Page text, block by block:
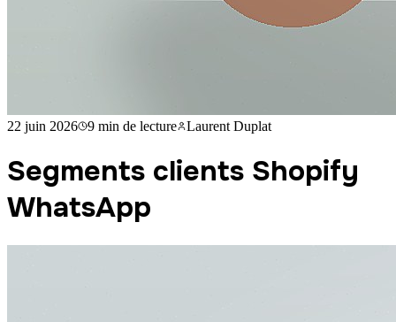
22 juin 2026 9 min de lecture Laurent Duplat
Segments clients Shopify
WhatsApp